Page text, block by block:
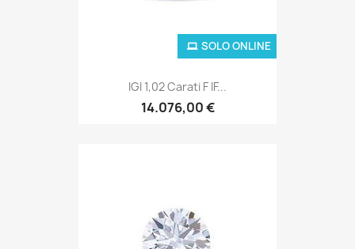
IGI 1,02 Carati F IF...
14.076,00 €
SOLO ONLINE